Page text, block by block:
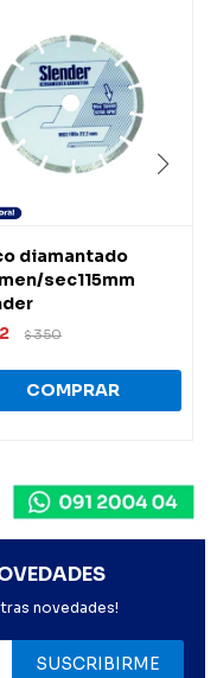
diamantado
sec115mm
$350
novedades!
SUSCRIBIRME